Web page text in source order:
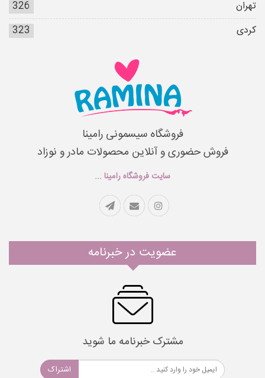
تهران
326
کردی
323
فروشگاه سیسمونی رامینا
فروش حضوری و آنلاین محصولات مادر و نوزاد
سایت فروشگاه رامینا ...
عضویت در خبرنامه
مشترک خبرنامه ما شوید
اشتراک